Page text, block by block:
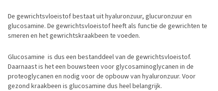
De gewrichtsvloeistof bestaat uit hyaluronzuur, glucuronzuur en
glucosamine. De gewrichtsvloeistof heeft als functie de gewrichten te
smeren en het gewrichtskraakbeen te voeden.
Glucosamine is dus een bestanddeel van de gewrichtsvloeistof.
Daarnaast is het een bouwsteen voor glycosaminoglycanen in de
proteoglycanen en nodig voor de opbouw van hyaluronzuur. Voor
gezond kraakbeen is glucosamine dus heel belangrijk.